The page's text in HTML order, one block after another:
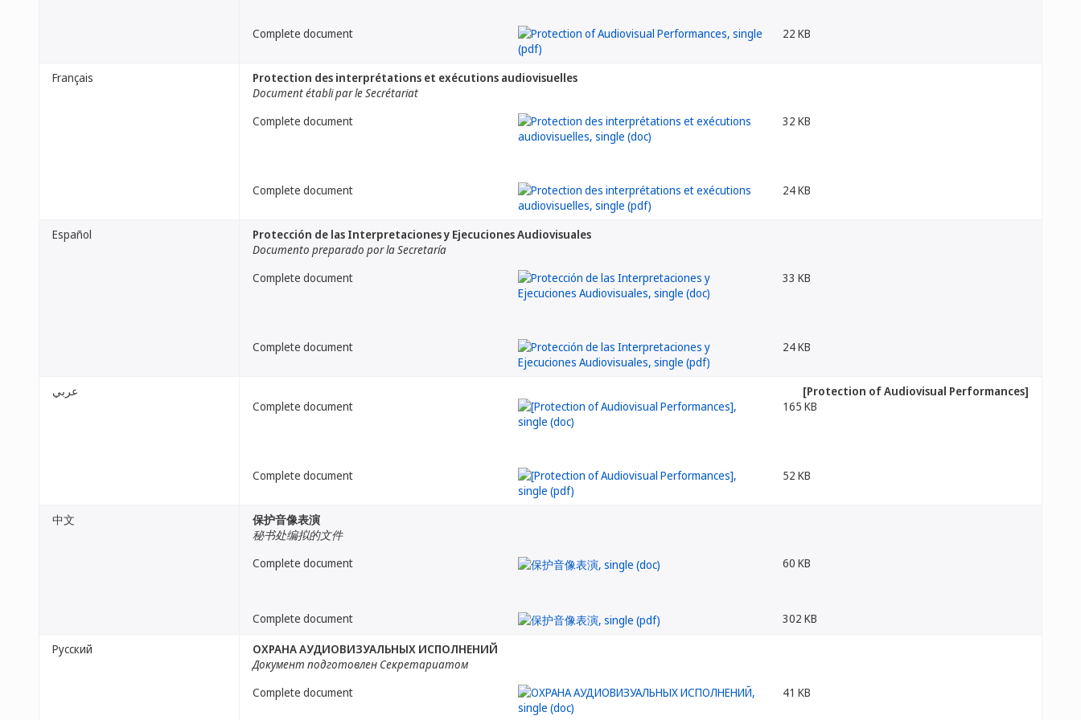
Complete document 22 KB
Français
Protection des interprétations et exécutions audiovisuelles
Document établi par le Secrétariat
Complete document
32 KB
Complete document 24 KB
Español
Protección de las Interpretaciones y Ejecuciones Audiovisuales
Documento preparado por la Secretaría
Complete document
33 KB
Complete document 24 KB
عربي
[Protection of Audiovisual Performances]
Complete document
165 KB
Complete document 52 KB
中文
保护音像表演
秘书处编拟的文件
Complete document
60 KB
Complete document 302 KB
Русский
ОХРАНА АУДИОВИЗУАЛЬНЫХ ИСПОЛНЕНИЙ
Документ подготовлен Секретариатом
Complete document
41 KB